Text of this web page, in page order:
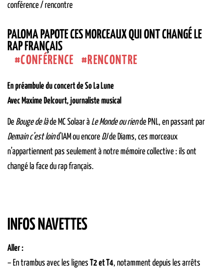
conférence / rencontre
PALOMA PAPOTE CES MORCEAUX QUI ONT CHANGÉ LE
RAP FRANÇAIS
CONFÉRENCE
RENCONTRE
En préambule du concert de So La Lune
Avec Maxime Delcourt, journaliste musical
De Bouge de làde MC Solaar à Le Monde ou riende PNL, en passant par
Demain c’est loind’IAM ou encore DJde Diams, ces morceaux
n’appartiennent pas seulement à notre mémoire collective : ils ont
changé la face du rap français.
INFOS NAVETTES
Aller :
– En trambus avec les lignes
T2 et T4, notamment depuis les arrêts